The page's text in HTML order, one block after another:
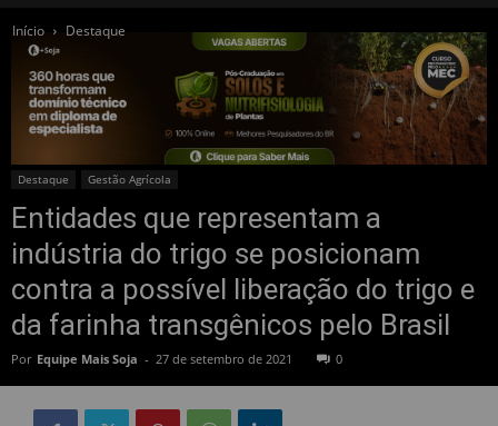
Início Destaque
Destaque Gestão Agrícola
Entidades que representam a
indústria do trigo se posicionam
contra a possível liberação do trigo e
da farinha transgênicos pelo Brasil
Por Equipe Mais Soja - 27 de setembro de 2021 0